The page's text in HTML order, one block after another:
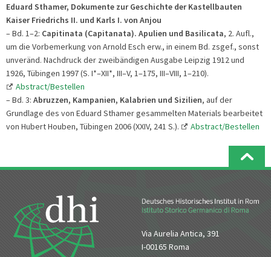
Eduard Sthamer, Dokumente zur Geschichte der Kastellbauten
Kaiser Friedrichs II. und Karls I. von Anjou
– Bd. 1–2: Capitinata (Capitanata). Apulien und Basilicata, 2. Aufl.,
um die Vorbemerkung von Arnold Esch erw., in einem Bd. zsgef., sonst
unveränd. Nachdruck der zweibändigen Ausgabe Leipzig 1912 und
1926, Tübingen 1997 (S. I*–XII*, III–V, 1–175, III–VIII, 1–210).
Abstract/Bestellen
– Bd. 3: Abruzzen, Kampanien, Kalabrien und Sizilien, auf der
Grundlage des von Eduard Sthamer gesammelten Materials bearbeitet
von Hubert Houben, Tübingen 2006 (XXIV, 241 S.).
Abstract/Bestellen
Via Aurelia Antica, 391
I-00165 Roma